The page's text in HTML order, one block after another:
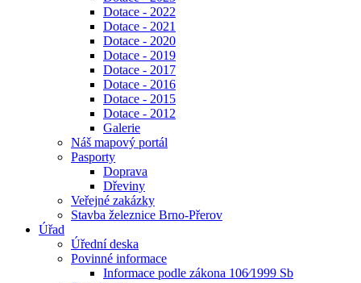
Dotace - 2022
Dotace - 2021
Dotace - 2020
Dotace - 2019
Dotace - 2017
Dotace - 2016
Dotace - 2015
Dotace - 2012
Galerie
Náš mapový portál
Pasporty
Doprava
Dřeviny
Veřejné zakázky
Stavba železnice Brno-Přerov
Úřad
Úřední deska
Povinné informace
Informace podle zákona 106⁄1999 Sb